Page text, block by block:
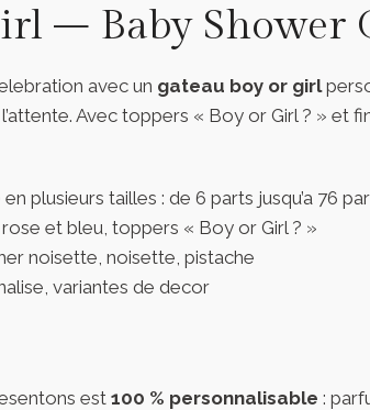
– Baby Shower
avec un gateau boy or girl
Avec toppers « Boy or Girl ? » et
plusieurs tailles : de 6 parts jusqu’a 76
et bleu, toppers « Boy or Girl ? »
noisette, noisette, pistache
variantes de decor
est 100 % personnalisable :